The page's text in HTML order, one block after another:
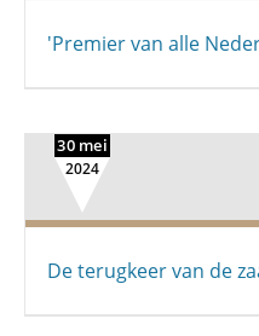
'Premier van alle
30 mei
2024
De terugkeer van de